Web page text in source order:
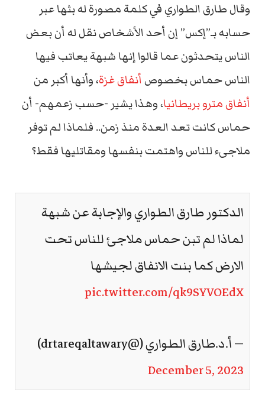
وقال طارق الطواري في كلمة مصورة له بثها عبر
حسابه بـ”إكس” إن أحد الأشخاص نقل له أن بعض
الناس يتحدثون عما قالوا إنها شبهة يعاتب فيها
الناس حماس بخصوصأنفاق غزة، وأنها أكبر من
أنفاق مترو بريطانيا، وهذا يشير -حسب زعمهم- أن
حماس كانت تعد العدة منذ زمن.. فلماذا لم توفر
ملاجىء للناس واهتمت بنفسها ومقاتليها فقط؟
الدكتور طارق الطواري والإجابة عن شبهة
لماذا لم تبن حماس ملاجئ للناس تحت
الارض كما بنت الانفاق لجيشها
pic.twitter.com/qk9SYVOEdX
— أ.د.طارق الطواري (@drtareqaltawary)
December 5, 2023